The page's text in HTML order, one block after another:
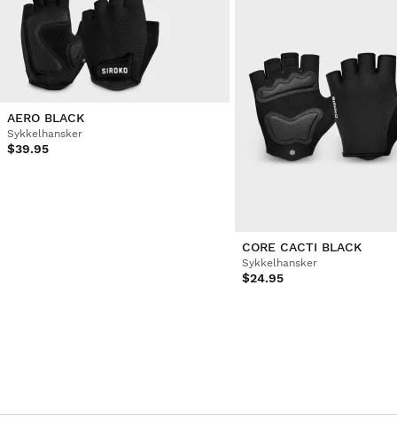
Var denne anmeldelsen hjelpsom?
Verifisert kunde
Luis Antonio Alvarez Romera
Cycling Mitts Siroko Aero White M
6 ...
AERO BLACK
Sykkelhansker
$39.95
CORE CACTI BLACK
Sykkelhansker
$24.95